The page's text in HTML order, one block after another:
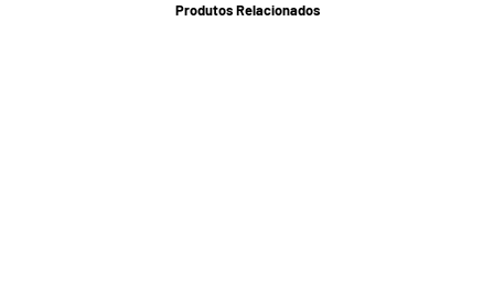
Produtos Relacionados